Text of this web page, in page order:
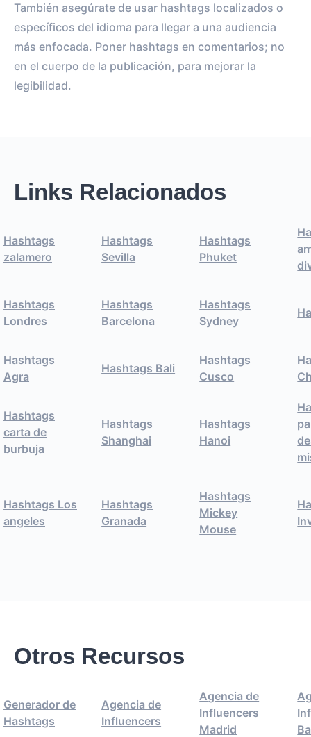
También asegúrate de usar hashtags localizados o
específicos del idioma para llegar a una audiencia
más enfocada. Poner hashtags en comentarios; no
en el cuerpo de la publicación, para mejorar la
legibilidad.
Links Relacionados
Hashtags
zalamero
Hashtags
Sevilla
Hashtags
Phuket
Hashtags
Londres
Hashtags
Barcelona
Hashtags
Sydney
Hashtags
Agra
Hashtags Bali
Hashtags
Cusco
Hashtags
carta de
burbuja
Hashtags
Shanghai
Hashtags
Hanoi
Hashtags Los
angeles
Hashtags
Granada
Hashtags
Mickey
Mouse
Otros Recursos
Generador de
Hashtags
Agencia de
Influencers
Agencia de
Influencers
Madrid